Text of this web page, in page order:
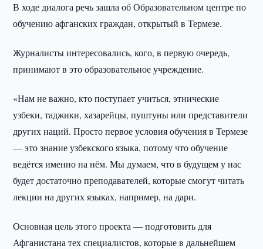
В ходе диалога речь зашла об Образовательном центре по
обучению афганских граждан, открытый в Термезе.
Журналисты интересовались, кого, в первую очередь,
принимают в это образовательное учреждение.
«Нам не важно, кто поступает учиться, этнические
узбеки, таджики, хазарейцы, пуштуны или представители
других наций. Просто первое условия обучения в Термезе
— это знание узбекского языка, потому что обучение
ведётся именно на нём. Мы думаем, что в будущем у нас
будет достаточно преподавателей, которые смогут читать
лекции на других языках, например, на дари.
Основная цель этого проекта — подготовить для
Афганистана тех специалистов, которые в дальнейшем